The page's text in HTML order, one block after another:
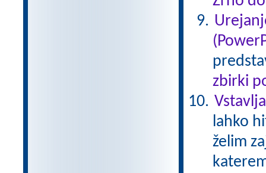
zbirki
lahko
želim